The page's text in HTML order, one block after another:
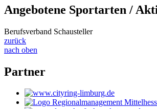
Angebotene Sportarten /
Berufsverband Schausteller
zurück
nach oben
Partner